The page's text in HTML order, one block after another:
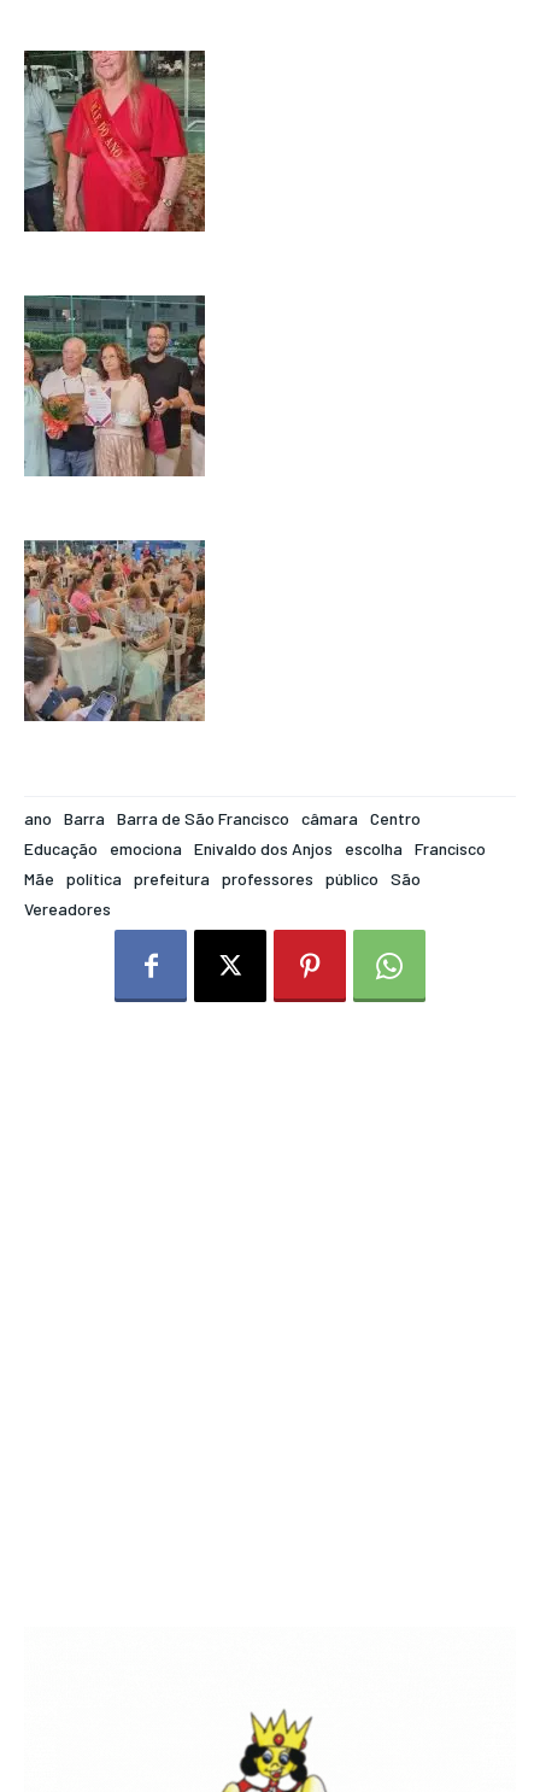
ano Barra Barra de São Francisco câmara
Centro
Educação
emociona Enivaldo dos Anjos escolha
Francisco
Mãe
política prefeitura professores público
São
Vereadores